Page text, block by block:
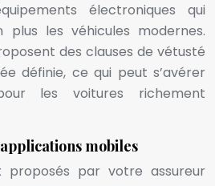
électroniques qui
les véhicules modernes.
des clauses de vétusté
définie, ce qui peut s’avérer
les voitures richement
mobiles
proposés par votre assureur